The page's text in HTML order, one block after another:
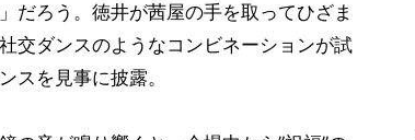
だろう。徳井が茜屋の手を取ってひざま
交ダンスのようなコンビネーションが試
スを見事に披露。